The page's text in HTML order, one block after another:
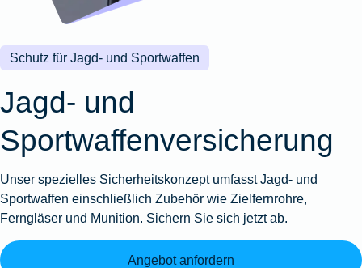
Produktübersicht
Produktübersicht
Oldtimersammlungsversicherung
Zur
Schutz für Jagd‑ und Sportwaffen
Jagd- und
Sportwaffenversicherung
Unser spezielles Sicherheitskonzept umfasst Jagd- und
Sportwaffen einschließlich Zubehör wie Zielfernrohre,
Ferngläser und Munition. Sichern Sie sich jetzt ab.
Angebot anfordern